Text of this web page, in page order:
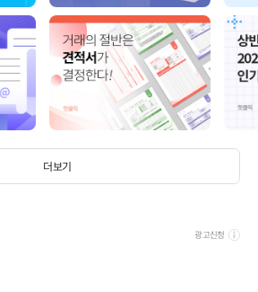
더보기
광고신청